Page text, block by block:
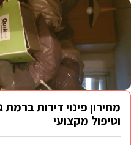
מחירון פינוי דירות ברמת
וטיפול מקצועי